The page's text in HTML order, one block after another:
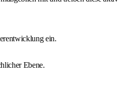
ein.
Ebene.